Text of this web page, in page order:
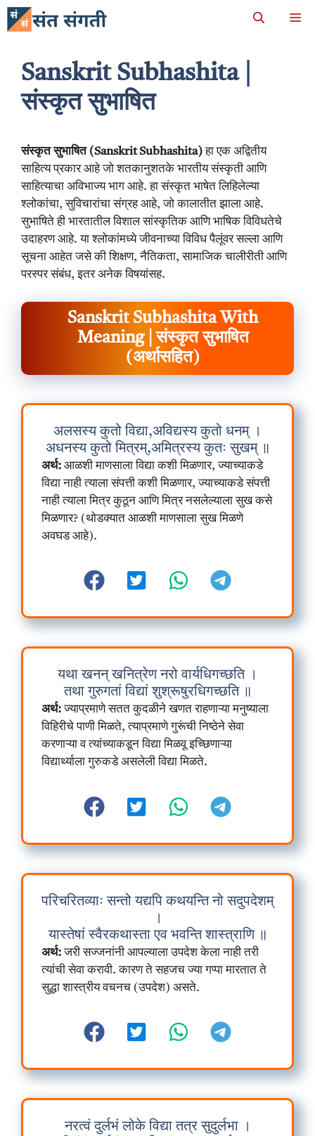
Skip
to
Sanskrit Subhashita |
संस्कृत सुभाषित
संस्कृत सुभाषित (Sanskrit Subhashita)हा एक अद्वितीय
साहित्य प्रकार आहे जो शतकानुशतके भारतीय संस्कृती आणि
साहित्याचा अविभाज्य भाग आहे. हा संस्कृत भाषेत लिहिलेल्या
श्लोकांचा, सुविचारांचा संग्रह आहे, जो कालातीत झाला आहे.
सुभाषिते ही भारतातील विशाल सांस्कृतिक आणि भाषिक विविधतेचे
उदाहरण आहे. या श्लोकांमध्ये जीवनाच्या विविध पैलूंवर सल्ला आणि
सूचना आहेत जसे की शिक्षण, नैतिकता, सामाजिक चालीरीती आणि
परस्पर संबंध, इतर अनेक विषयांसह.
Sanskrit Subhashita With
Meaning | संस्कृत सुभाषित
(अर्थासहित)
अलसस्य कुतो विद्या,अविद्यस्य कुतो धनम् ।
अधनस्य कुतो मित्रम्,अमित्रस्य कुतः सुखम् ॥
अर्थ: आळशी माणसाला विद्या कशी मिळणार, ज्याच्याकडे
विद्या नाही त्याला संपत्ती कशी मिळणार, ज्याच्याकडे संपत्ती
नाही त्याला मित्र कुठून आणि मित्र नसलेल्याला सुख कसे
मिळणार? (थोडक्यात आळशी माणसाला सुख मिळणे
अवघड आहे).
यथा खनन् खनित्रेण नरो वार्यधिगच्छति ।
तथा गुरुगतां विद्यां शुश्रूषुरधिगच्छति ॥
अर्थ:ज्याप्रमाणे सतत कुदळीने खणत राहणाऱ्या मनुष्याला
विहिरीचे पाणी मिळते, त्याप्रमाणे गुरूंची निष्ठेने सेवा
करणाऱ्या व त्यांच्याकडून विद्या मिळवू इच्छिणाऱ्या
विद्यार्थ्याला गुरुकडे असलेली विद्या मिळते.
परिचरितव्याः सन्तो यद्यपि कथयन्ति नो सदुपदेशम्
।
यास्तेषां स्वैरकथास्ता एव भवन्ति शास्त्राणि ॥
अर्थ:जरी सज्जनांनी आपल्याला उपदेश केला नाही तरी
त्यांची सेवा करावी. कारण ते सहजच ज्या गप्पा मारतात ते
सुद्धा शास्त्रीय वचनच (उपदेश) असते.
नरत्वं दुर्लभं लोके विद्या तत्र सुदुर्लभा ।